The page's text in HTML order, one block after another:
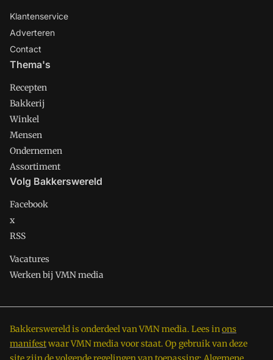
Klantenservice
Adverteren
Contact
Thema's
Recepten
Bakkerij
Winkel
Mensen
Ondernemen
Assortiment
Volg Bakkerswereld
Facebook
x
RSS
Vacatures
Werken bij VMN media
Bakkerswereld is onderdeel van VMN media. Lees inons
manifestwaar VMN media voor staat. Op gebruik van deze